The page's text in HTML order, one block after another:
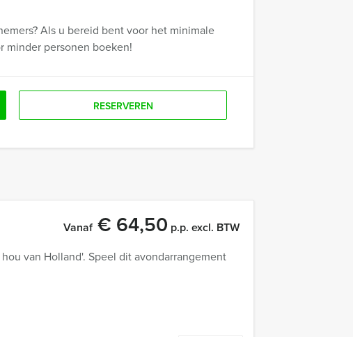
Als u bereid bent voor het minimale
minder personen boeken!
RESERVEREN
Vanaf€ 64,50 p.p. excl. BTW
van Holland'. Speel dit avondarrangement